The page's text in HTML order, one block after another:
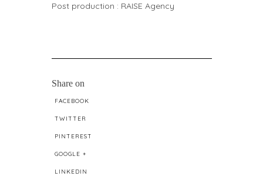
Post production : RAISE Agency
Share on
FACEBOOK
TWITTER
PINTEREST
GOOGLE +
LINKEDIN